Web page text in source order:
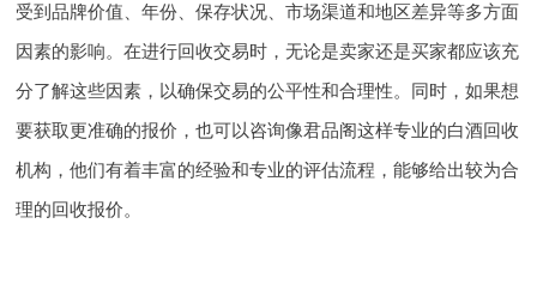
受到品牌价值、年份、保存状况、市场渠道和地区差异等多方面
因素的影响。在进行回收交易时，无论是卖家还是买家都应该充
分了解这些因素，以确保交易的公平性和合理性。同时，如果想
要获取更准确的报价，也可以咨询像君品阁这样专业的白酒回收
机构，他们有着丰富的经验和专业的评估流程，能够给出较为合
理的回收报价。